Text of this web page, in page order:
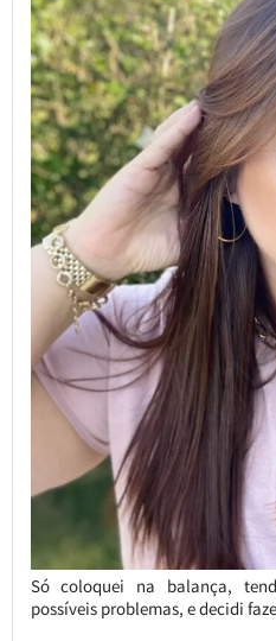
Só coloquei na balança,
possíveis problemas, e decidi